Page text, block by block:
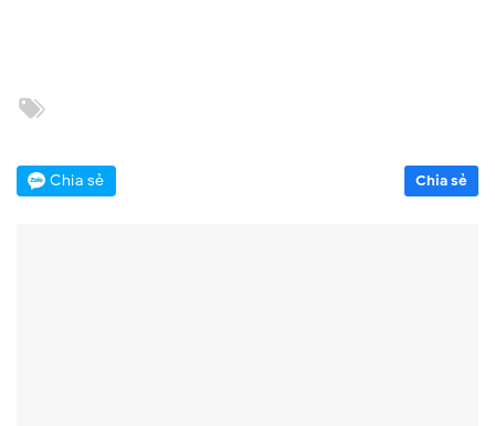
Chia sẻ Chia sẻ